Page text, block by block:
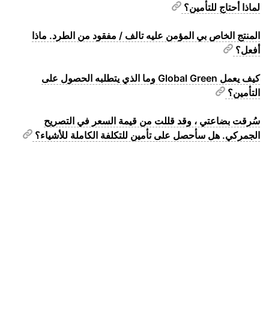
لماذا أحتاج للتأمين؟
المنتج الخاص بي المؤمن عليه تالف / مفقود من الطرد. ماذا
أفعل؟
كيف يعمل Global Green وما الذي يتطلبه الحصول على
التأمين؟
سُرقت بضاعتي ، وقد قللت من قيمة السعر في التصريح
الجمركي. هل سأحصل على تأمين للتكلفة الكاملة للأشياء؟